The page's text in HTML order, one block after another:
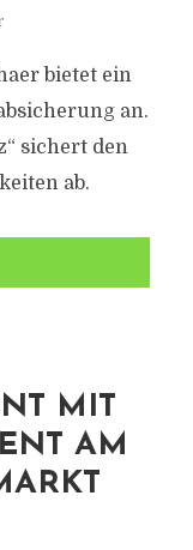
bietet ein
an.
sichert den
ab.
MIT
AM